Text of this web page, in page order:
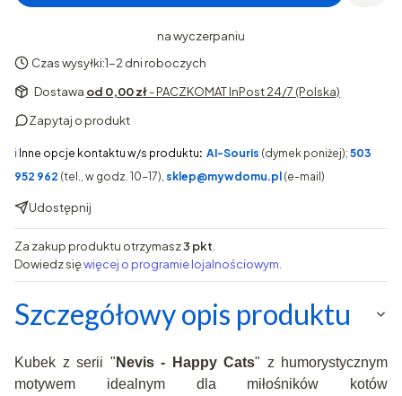
na wyczerpaniu
Czas wysyłki:1-2 dni roboczych
Dostawa od 0,00 zł- PACZKOMAT InPost 24/7 (Polska)
Zapytaj o produkt
ℹ️ Inne opcje kontaktu w/s produktu: AI-Souris (dymek poniżej); 503
952 962 (tel., w godz. 10-17), sklep@mywdomu.pl (e-mail)
Udostępnij
Za zakup produktu otrzymasz3 pkt
Dowiedz sięwięcej o programie lojalnościowym.
Szczegółowy opis produktu
Kubek z serii " Nevis - Happy Cats" z humorystycznym
motywem idealnym dla miłośników kotów